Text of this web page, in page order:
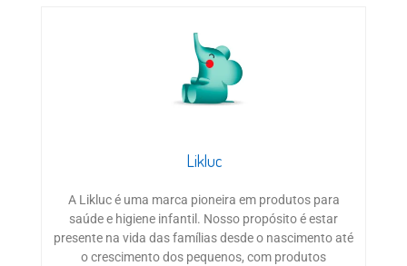
Likluc
A Likluc é uma marca pioneira em produtos para
saúde e higiene infantil. Nosso propósito é estar
presente na vida das famílias desde o nascimento até
o crescimento dos pequenos, com produtos